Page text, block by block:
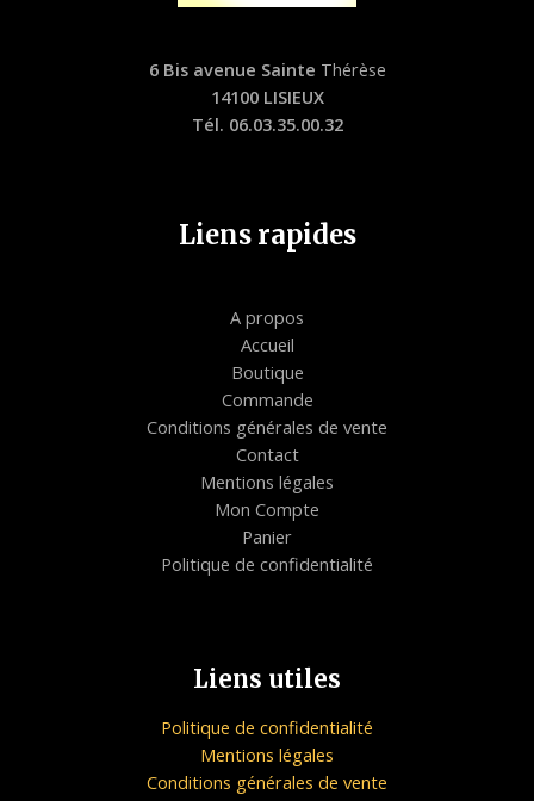
6 Bis avenue Sainte Thérèse
14100 LISIEUX
Tél. 06.03.35.00.32
Liens rapides
A propos
Accueil
Boutique
Commande
Conditions générales de vente
Contact
Mentions légales
Mon Compte
Panier
Politique de confidentialité
Liens utiles
Politique de confidentialité
Mentions légales
Conditions générales de vente